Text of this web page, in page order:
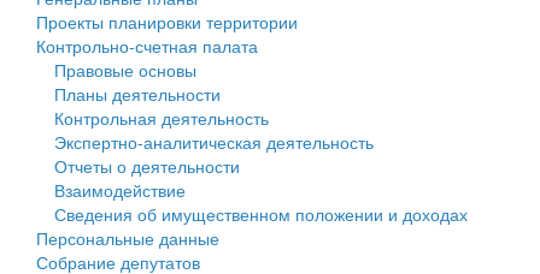
Собрание депутатов
Городское поселение
Сельские поселения
Проекты планировки территории
Контрольно-счетная палата
Правовые основы
Планы деятельности
Контрольная деятельность
Экспертно-аналитическая деятельность
Отчеты о деятельности
Взаимодействие
Сведения об имущественном положении и доходах
Персональные данные
Собрание депутатов